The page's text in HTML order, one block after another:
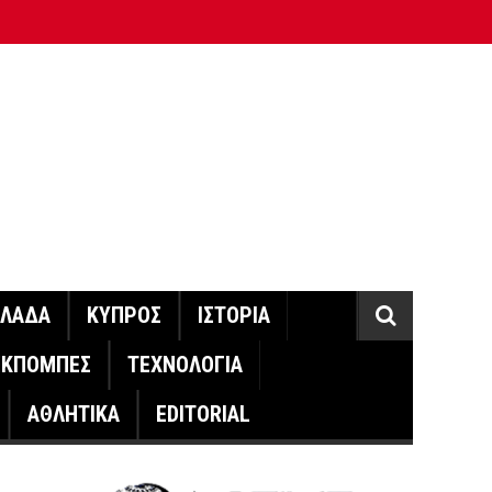
ΚΥΠΡΟΣ
ΙΣΤΟΡΙΑ
ΤΕΧΝΟΛΟΓΙΑ
ΑΘΛΗΤΙΚΑ EDITORIAL